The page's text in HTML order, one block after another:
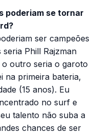
poderiam se tornar
ser campeões
Phill Rajzman
outro seria o garoto
na primeira bateria,
(15 anos). Eu
no surf e
talento não suba a
chances de ser